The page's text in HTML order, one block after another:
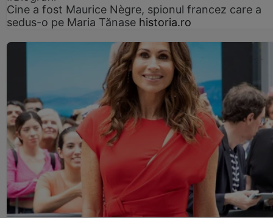
Cine a fost Maurice Nègre, spionul francez care a
sedus-o pe Maria Tănase historia.ro